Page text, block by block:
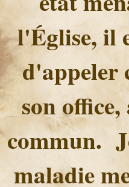
l'Église, il
d'appeler
son
commun.
maladie